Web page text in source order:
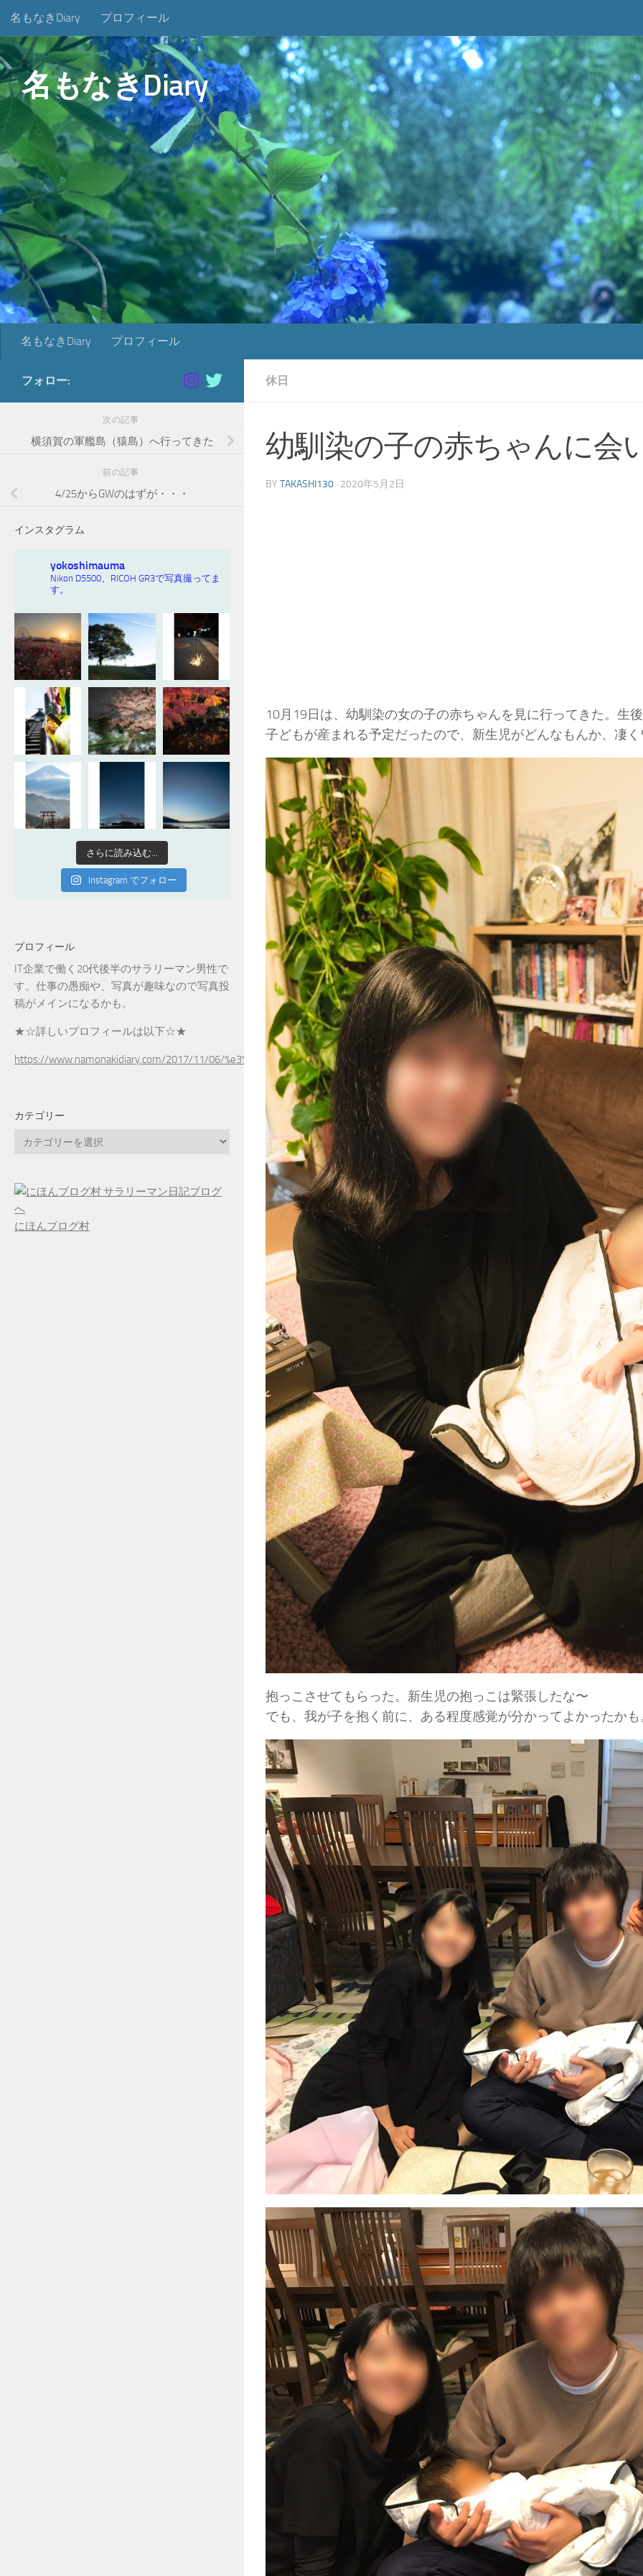
コンテンツへスキップ
名もなきDiary プロフィール
名もなきDiary
名もなきDiary プロフィール
休日
幼馴染の子の赤ちゃんに会
BY TAKASHI130 · 2020年5月2日
10月19日は、幼馴染の女の子の赤ちゃんを見に行ってきた。生
子どもが産まれる予定だったので、新生児がどんなもんか、凄
抱っこさせてもらった。新生児の抱っこは緊張したな〜
でも、我が子を抱く前に、ある程度感覚が分かってよかったかも
フォロー:
次の記事
横須賀の軍艦島（猿島）へ行ってきた
前の記事
4/25からGWのはずが・・・
インスタグラム
yokoshimauma
Nikon D5500、RICOH GR3で写真撮ってま
す。
さらに読み込む...
Instagram でフォロー
プロフィール
IT企業で働く20代後半のサラリーマン男性で
す。仕事の愚痴や、写真が趣味なので写真投
稿がメインになるかも。
★☆詳しいプロフィールは以下☆★
https://www.namonakidiary.com/2017/11/06/%e3%83%97%e3%83%ad%e3%83%95%e3%82%a3%e3%83%bc%e3%83%ab/
カテゴリー
リ
ー
にほんブログ村